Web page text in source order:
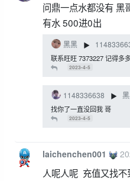
问鼎一点水都没有 黑
有水 500进0出
黑黑 ▶
联系旺旺 7373227 记得多
2023-4-5
1148336638 ▶
找你了一直没回我 哥
2023-4-5
laichenchen001
人呢人呢 充值又找